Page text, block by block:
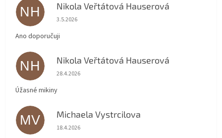
NH Nikola Veřtátová Hauserová
Hodnocení obchodu je 5 z 5 hvězdiček.
3.5.2026
Ano doporučuji
NH Nikola Veřtátová Hauserová
Hodnocení obchodu je 5 z 5 hvězdiček.
28.4.2026
Úžasné mikiny
MV Michaela Vystrcilova
Hodnocení obchodu je 5 z 5 hvězdiček.
18.4.2026